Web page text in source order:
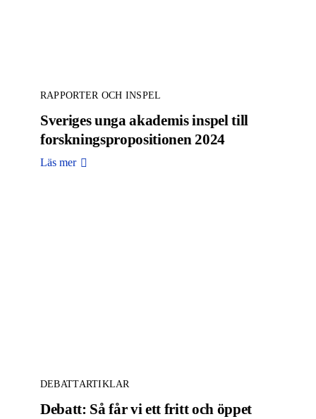
RAPPORTER OCH INSPEL
Sveriges unga akademis inspel till
forskningspropositionen 2024
Läs mer
DEBATTARTIKLAR
Debatt: Så får vi ett fritt och öppet